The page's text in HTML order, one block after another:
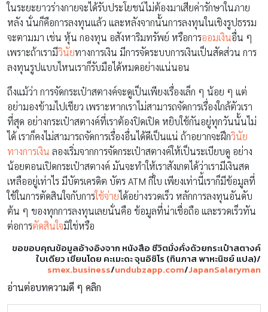
ในระยะยาวร่างกายจะได้รับประโยชน์ไม่ต้องมาเสียค่ารักษาในภาย
หลัง นั่นก็คือการลงทุนแล้ว และหลังจากนั้นการลงทุนในเชิงรูปธรรม
จะตามมา เช่น หุ้น กองทุน อสังหาริมทรัพย์ หรือการออมเงินอื่น ๆ
เพราะถ้าเรามีวินัยทางการเงิน มีการจัดระบบการเงินเป็นสัดส่วน การ
ลงทุนรูปแบบไหนเราก็รับมือได้หมดอย่างแน่นอน
ถึงแม้ว่า การจัดกระเป๋าสตางค์จะดูเป็นเพียงเรื่องเล็ก ๆ น้อย ๆ แต่
อย่ามองข้ามไปเชียว เพราะหากเราไม่สามารถจัดการเรื่องใกล้ตัวเรา
ที่สุด อย่างกระเป๋าสตางค์ที่เราต้องปิดเปิด หยิบใช้กันอยู่ทุกวันนั้นไม่
ได้ เราก็คงไม่สามารถจัดการเรื่องอื่นได้ดีเป็นแน่ ถ้าอยากจะฝึกวินัย
ทางการเงิน ลองเริ่มจากการจัดกระเป๋าสตางค์ให้เป็นระเบียบดู อย่าง
น้อยตอนเปิดกระเป๋าสตางค์ มันจะทำให้เราสังเกตได้ว่าเรามีเงินสด
เหลืออยู่เท่าไร มีบัตรเครดิต บัตร ATM กี่ใบ เพียงเท่านี้เราก็มีข้อมูลที่
ใช้ในการตัดสินใจกับการใช้จ่ายได้อย่างรวดเร็ว หลักการลงทุนอันดับ
ต้น ๆ ของทุกการลงทุนเลยนั่นคือ ข้อมูลที่น่าเชื่อถือ และรวดเร็วทัน
ต่อการตัดสินใจมิใช่หรือ
ขอขอบคุณข้อมูลอ้างอิงจาก หนังสือ ชีวิตมั่งคั่งด้วยกระเป๋าสตางค์
ใบเดียว เขียนโดย คะเมะดะ จุนอิชิโร (ทินภาส พาหะนิชย์ แปล)/
smex.business/undubzapp.com/JapanSalaryman
อ่านต่อบทความดี ๆ คลิก